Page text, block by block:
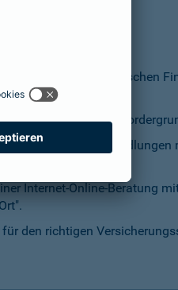
den gesamten deutschen
Preis steht im
und die Verhandlungen
Internet-Online-Beratung
den richtigen